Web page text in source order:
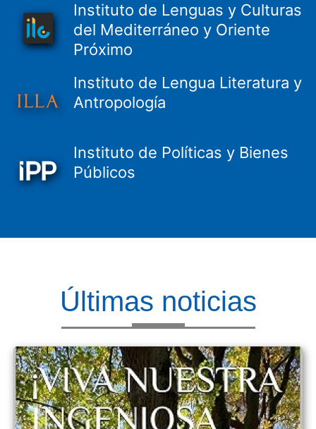
Instituto de Lenguas y Culturas
del Mediterráneo y Oriente
Próximo
Instituto de Lengua Literatura y
Antropología
Instituto de Políticas y Bienes
Públicos
Últimas noticias